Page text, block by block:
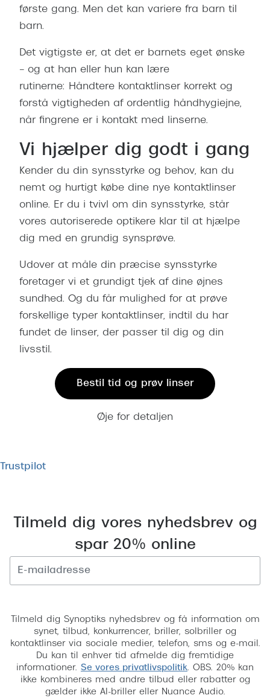
første gang. Men det kan variere fra barn til
barn.
Det vigtigste er, at det er barnets eget ønske
– og at han eller hun kan lære
rutinerne: Håndtere kontaktlinser korrekt og
forstå vigtigheden af ordentlig håndhygiejne,
når fingrene er i kontakt med linserne.
Vi hjælper dig godt i gang
Kender du din synsstyrke og behov, kan du
nemt og hurtigt købe dine nye kontaktlinser
online. Er du i tvivl om din synsstyrke, står
vores autoriserede optikere klar til at hjælpe
dig med en grundig synsprøve.
Udover at måle din præcise synsstyrke
foretager vi et grundigt tjek af dine øjnes
sundhed. Og du får mulighed for at prøve
forskellige typer kontaktlinser, indtil du har
fundet de linser, der passer til dig og din
livsstil.
Bestil tid og prøv linser
Øje for detaljen
Trustpilot
Tilmeld dig vores nyhedsbrev og
spar 20% online
Tilmeld dig Synoptiks nyhedsbrev og få information om
synet, tilbud, konkurrencer, briller, solbriller og
kontaktlinser via sociale medier, telefon, sms og e-mail.
Du kan til enhver tid afmelde dig fremtidige
informationer. Se vores privatlivspolitik. OBS. 20% kan
ikke kombineres med andre tilbud eller rabatter og
gælder ikke AI-briller eller Nuance Audio.